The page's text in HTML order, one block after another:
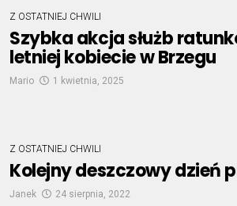
Z OSTATNIEJ CHWILI
Szybka akcja służb
letniej kobiecie w Brzegu
Mario 1 kwietnia, 2025
Z OSTATNIEJ CHWILI
Kolejny deszczowy dzień
Janek 24 sierpnia, 2022